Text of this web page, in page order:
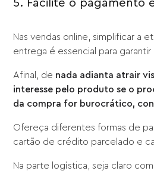
5. Facilite o pagamento
Nas vendas online, simplificar a
entrega é essencial para
Afinal, de nada adianta atrair
interesse pelo produto se o
da compra for burocrático,
Ofereça diferentes formas de
cartão de crédito parcelado e
Na parte logística, seja claro